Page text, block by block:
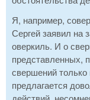
Я, например,
Сергей заявил на
оверкиль. И о
представленных,
свершений
предлагается